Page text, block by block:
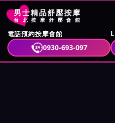
男士精品舒壓按摩
台北按摩舒壓會館
電話預約按摩會館
0930-693-097